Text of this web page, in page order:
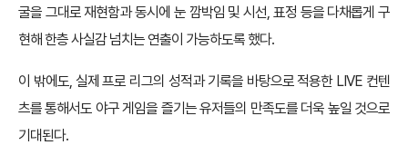
굴을 그대로 재현함과 동시에 눈 깜박임 및 시선, 표정 등을 다채롭게 구
현해 한층 사실감 넘치는 연출이 가능하도록 했다.
이 밖에도, 실제 프로 리그의 성적과 기록을 바탕으로 적용한 LIVE 컨텐
츠를 통해서도 야구 게임을 즐기는 유저들의 만족도를 더욱 높일 것으로
기대된다.